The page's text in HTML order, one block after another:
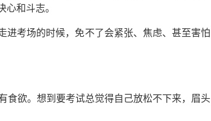
和斗志。
考场的时候，免不了会紧张、焦虑、甚至害怕
食欲。想到要考试总觉得自己放松不下来，眉头